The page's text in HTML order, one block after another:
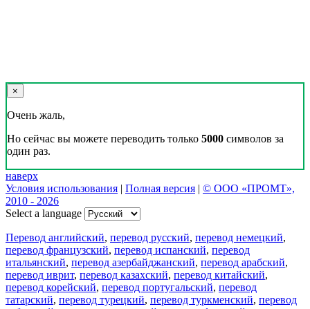
×
Очень жаль,
Но сейчас вы можете переводить только 5000 символов за
один раз.
наверх
Условия использования | Полная версия | © ООО «ПРОМТ»,
2010 - 2026
Select a language
Перевод английский, перевод русский, перевод немецкий,
перевод французский, перевод испанский, перевод
итальянский, перевод азербайджанский, перевод арабский,
перевод иврит, перевод казахский, перевод китайский,
перевод корейский, перевод португальский, перевод
татарский, перевод турецкий, перевод туркменский, перевод